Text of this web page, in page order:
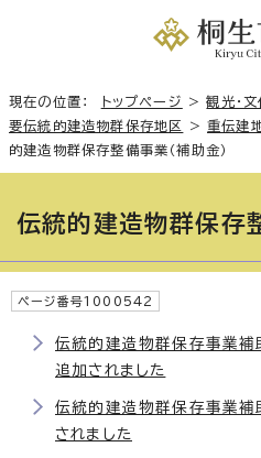
現在の位置： トップページ >観光・文
要伝統的建造物群保存地区
>重伝建
的建造物群保存整備事業（補助金）
伝統的建造物群保存
ページ番号1000542
伝統的建造物群保存事業
追加されました
伝統的建造物群保存事業
されました